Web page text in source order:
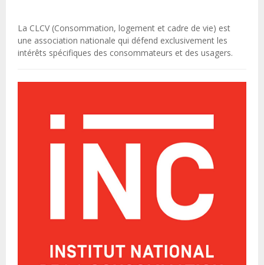
La CLCV (Consommation, logement et cadre de vie) est
une association nationale qui défend exclusivement les
intérêts spécifiques des consommateurs et des usagers.